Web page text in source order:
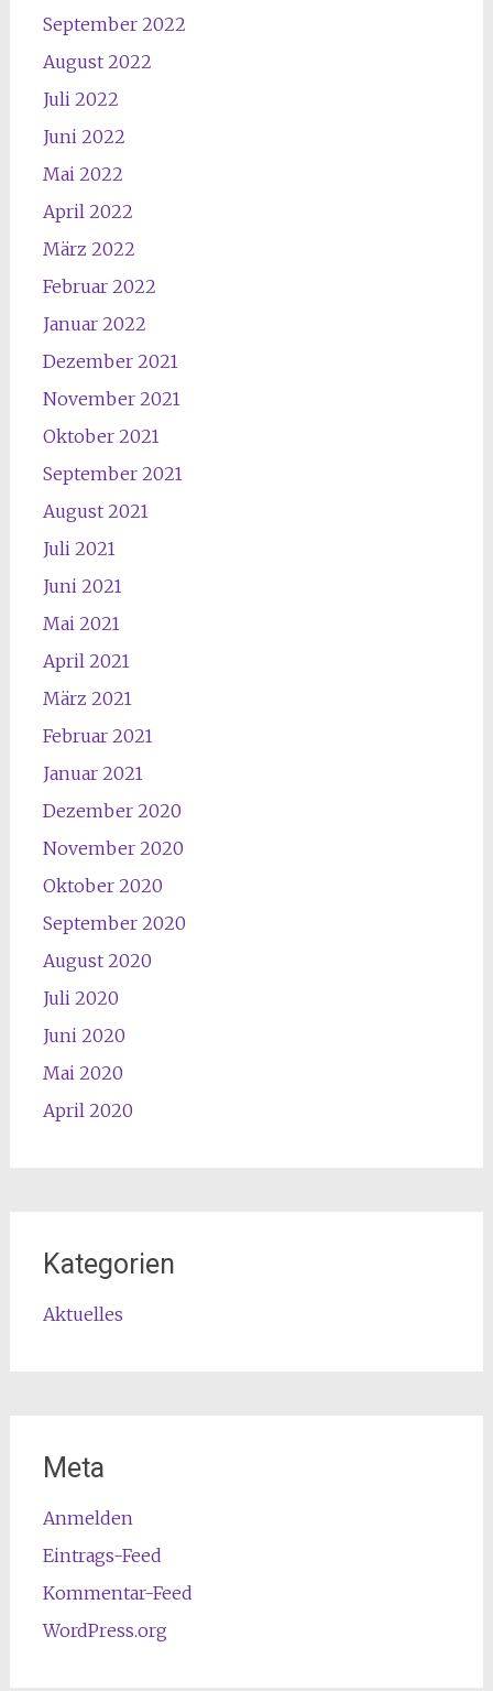
September 2022
August 2022
Juli 2022
Juni 2022
Mai 2022
April 2022
März 2022
Februar 2022
Januar 2022
Dezember 2021
November 2021
Oktober 2021
September 2021
August 2021
Juli 2021
Juni 2021
Mai 2021
April 2021
März 2021
Februar 2021
Januar 2021
Dezember 2020
November 2020
Oktober 2020
September 2020
August 2020
Juli 2020
Juni 2020
Mai 2020
April 2020
Kategorien
Aktuelles
Meta
Anmelden
Eintrags-Feed
Kommentar-Feed
WordPress.org